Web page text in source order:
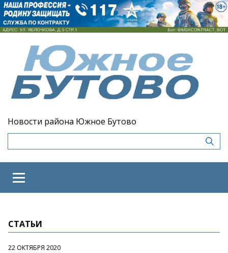
Новости района Южное Бутово
СТАТЬИ
22 ОКТЯБРЯ 2020